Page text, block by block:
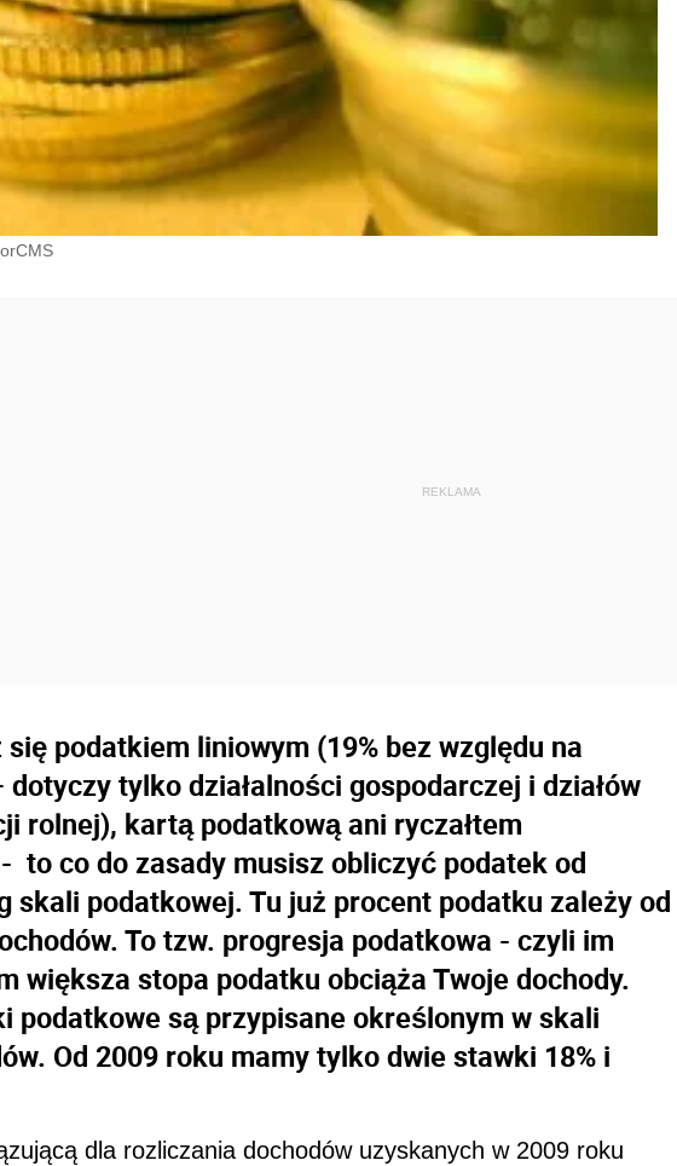
podatkiem liniowym (19% bez względu na
tylko działalności gospodarczej i działów
rolnej), kartą podatkową ani ryczałtem
to co do zasady musisz obliczyć podatek od
skali podatkowej. Tu już procent podatku zależy od
To tzw. progresja podatkowa - czyli im
większa stopa podatku obciąża Twoje dochody.
podatkowe są przypisane określonym w skali
Od 2009 roku mamy tylko dwie stawki 18% i
dla rozliczania dochodów uzyskanych w 2009 roku